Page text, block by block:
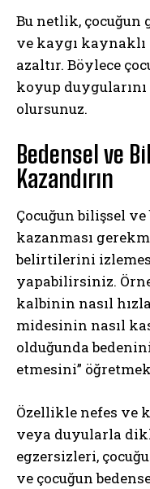
Bu netlik,
ve kaygı kaynaklı
azaltır. Böylece
koyup duygularını
olursunuz.
Bedensel ve
Kazandırın
Çocuğun bilişsel
kazanması
belirtilerini
yapabilirsiniz.
kalbinin nasıl
midesinin nasıl
olduğunda
etmesini”
Özellikle nefes ve
veya duyularla
egzersizleri,
ve çocuğun